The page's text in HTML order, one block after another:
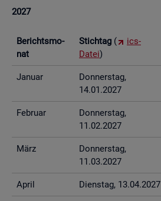
2027
Be­richts­mo­
nat
Stich­tag (
ics-
Datei)
Ja­nu­ar
Don­ners­tag,
14.01.2027
Fe­bru­ar
Don­ners­tag,
11.02.2027
März
Don­ners­tag,
11.03.2027
April Diens­tag, 13.04.2027